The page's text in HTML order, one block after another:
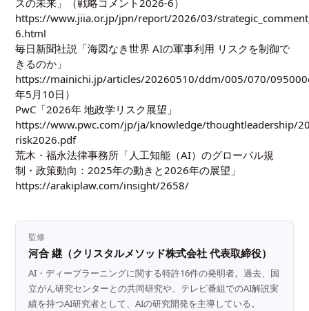
スの未来」（戦略コメント2026-6）
https://www.jiia.or.jp/jpn/report/2026/03/
6.html
毎日新聞社説「海図なき世界 AIの軍事利用 リスクを制御で
きるのか」
https://mainichi.jp/articles/20260510/ddm/005/070/
年5月10日）
PwC「2026年 地政学リスク展望」
https://www.pwc.com/jp/ja/knowledge/thoughtleadership/
risk2026.pdf
荒木・福永法律事務所「人工知能（AI）のグローバル規
制・政策動向：2025年の動きと2026年の展望」
https://arakiplaw.com/insight/2658/
監修
河合 継（クリスタルメソッド株式会社 代表取締役）
AI・ディープラーニングに関する特許16件の発明者。過去、国
立がん研究センターとの共同研究や、テレビ番組でのAI解説実
績を持つAI研究者として、AIの研究開発を主導している。